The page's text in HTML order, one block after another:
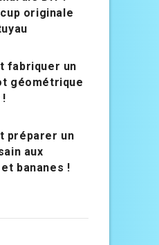
originale
fabriquer un
géométrique
!
préparer un
aux
bananes !